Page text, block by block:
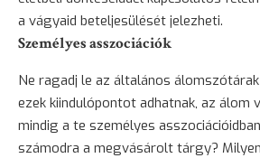
a vágyaid beteljesülését jelezheti.
Személyes asszociációk
Ne ragadj le az általános
ezek kiindulópontot adhatnak, az álom
mindig a te személyes
számodra a megvásárolt tárgy?